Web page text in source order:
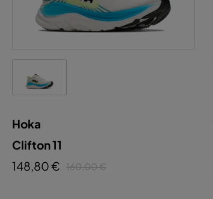
Hoka
Clifton 11
148,80 € 160,00 €